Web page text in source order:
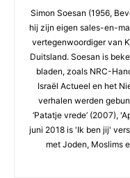
Simon Soesan (1956,
hij zijn eigen sales-en-
vertegenwoordiger van
Duitsland. Soesan is
bladen, zoals NRC-
Israël Actueel en het
verhalen werden
‘Patatje vrede’ (2007),
juni 2018 is 'Ik ben jij'
met Joden, Moslims